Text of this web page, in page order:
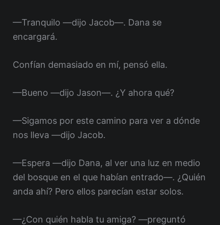
—Tranquilo —dijo Jacob—. Dana se
encargará.
Confían demasiado en mí, pensó ella.
—Bueno —dijo Jason—. ¿Y ahora qué?
—Sigamos por este camino para ver a dónde
nos lleva —dijo Jacob.
—Espera —dijo Dana, al ver una luz en medio
del bosque en el que habían entrado—. ¿Quién
anda ahí? Pero ellos parecían estar solos.
—¿Con quién habla tu amiga? —preguntó